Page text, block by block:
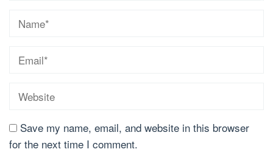
Save my name, email, and website in this browser
for the next time I comment.